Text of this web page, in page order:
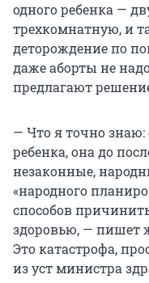
одного ребенка —
трехкомнатную, и
деторождение по
даже аборты не
предлагают
— Что я точно
ребенка, она до
незаконные,
«народного
способов
здоровью, — пишет
Это катастрофа,
из уст министра